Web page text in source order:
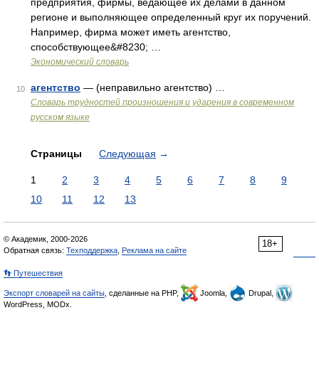
регионе и выполняющее определенный круг их поручений.
Например, фирма может иметь агентство,
способствующее&#8230; …
Экономический словарь
10 агентство — (неправильно агентство) …
Словарь трудностей произношения и ударения в современном
русском языке
Страницы Следующая →
1 2 3 4 5 6 7 8
9
10
11 12 13
18+
© Академик, 2000-2026
Обратная связь: Техподдержка Реклама на сайте
👣 Путешествия
Экспорт словарей на сайты , сделанные на PHP, Joomla,
Drupal,
WordPress, MODx.